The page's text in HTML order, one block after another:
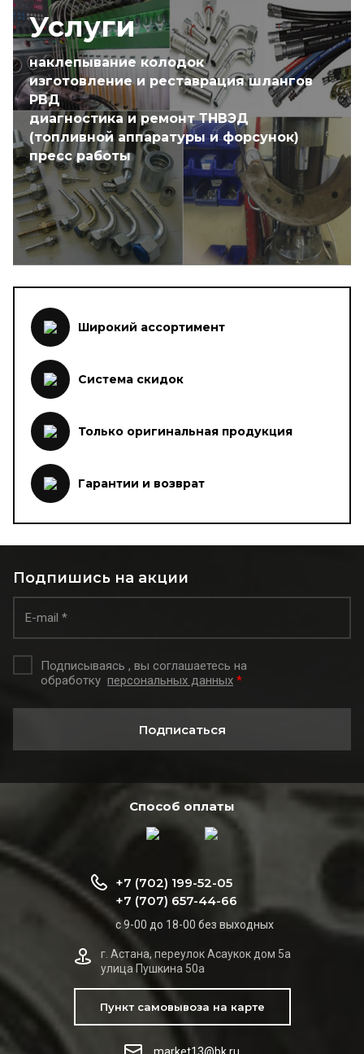
Услуги
наклепывание колодок
изготовление и реставрация шлангов
РВД
диагностика и ремонт ТНВЭД
(топливной аппаратуры и форсунок)
пресс работы
Широкий ассортимент
Система скидок
Только оригинальная продукция
Гарантии и возврат
Подпишись на акции
Подписываясь , вы соглашаетесь на
обработку персональных данных *
Подписаться
Способ оплаты
+7 (702) 199-52-05
+7 (707) 657-44-66
с 9-00 до 18-00 без выходных
г. Астана, переулок Асаукок дом 5а
улица Пушкина 50а
Пункт самовывоза на карте
market13@bk.ru